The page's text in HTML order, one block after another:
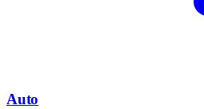
Auto